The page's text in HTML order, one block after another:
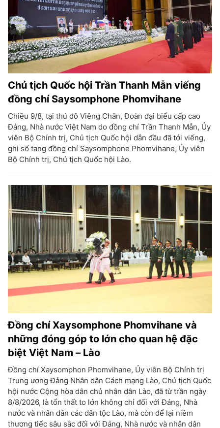
Chủ tịch Quốc hội Trần Thanh Mẫn viếng
đồng chí Saysomphone Phomvihane
Chiều 9/8, tại thủ đô Viêng Chăn, Đoàn đại biểu cấp cao
Đảng, Nhà nước Việt Nam do đồng chí Trần Thanh Mẫn, Ủy
viên Bộ Chính trị, Chủ tịch Quốc hội dẫn đầu đã tới viếng,
ghi sổ tang đồng chí Saysomphone Phomvihane, Ủy viên
Bộ Chính trị, Chủ tịch Quốc hội Lào.
Đồng chí Xaysomphone Phomvihane và
những đóng góp to lớn cho quan hệ đặc
biệt Việt Nam – Lào
Đồng chí Xaysomphon Phomvihane, Ủy viên Bộ Chính trị
Trung ương Đảng Nhân dân Cách mạng Lào, Chủ tịch Quốc
hội nước Cộng hòa dân chủ nhân dân Lào, đã từ trần ngày
8/8/2026, là tổn thất to lớn không chỉ đối với Đảng, Nhà
nước và nhân dân các dân tộc Lào, mà còn để lại niềm
thương tiếc sâu sắc đối với Đảng, Nhà nước và nhân dân